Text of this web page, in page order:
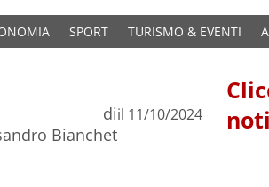
SPORT TURISMO & EVENTI
di
Bianchet
il 11/10/2024